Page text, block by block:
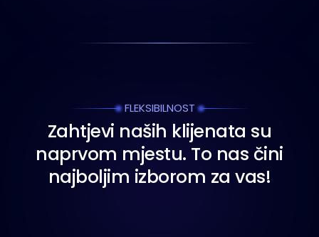
FLEKSIBILNOST
Zahtjevi naših klijenata su
naprvom mjestu. To nas čini
najboljim izborom za vas!